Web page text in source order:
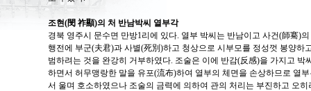
조현(閔 祚顯)의 처 반남박씨 열부각
경북 영주시 문수면 만방1리에 있다. 열부 박씨는 반남이고 사건(師騫)
행전에 부군(夫君)과 사별(死別)하고 청상으로 시부모를 정성껏 봉양하
범하려는 것을 완강히 거부하였다. 조술은 이에 반감(反感)을 가지고 박
하면서 허무맹랑한 말을 유포(流布)하여 열부의 체면을 손상하므로 열
서 울며 호소하였으나 조술의 금력에 의하여 관의 처리는 부진하고 오